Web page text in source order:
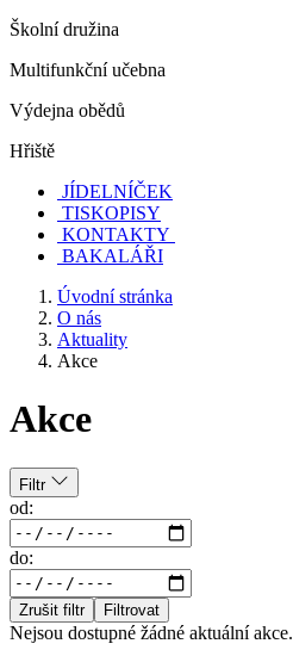
Školní družina
Multifunkční učebna
Výdejna obědů
Hřiště
JÍDELNÍČEK
TISKOPISY
KONTAKTY
BAKALÁŘI
Úvodní stránka
O nás
Aktuality
Akce
Akce
Filtr
od:
do:
Zrušit filtr Filtrovat
Nejsou dostupné žádné aktuální akce.